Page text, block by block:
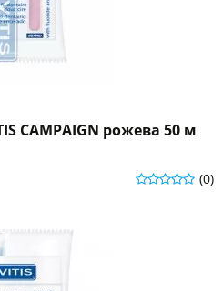
CAMPAIGN рожева 50 м
(0)